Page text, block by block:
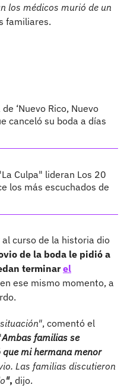
los médicos murió de un
familiares.
‘Nuevo Rico, Nuevo
canceló su boda a días
Culpa" lideran Los 20
los más escuchados de
curso de la historia dio
de la boda le pidió a
terminarel
ese mismo momento, a
, comentó el
Ambas familias se
mi hermana menor
Las familias discutieron
", dijo.